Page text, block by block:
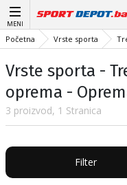
MENI
Početna Vrste sporta
Vrste sporta -
oprema -
3 proizvod, 1 Stranica
Filter